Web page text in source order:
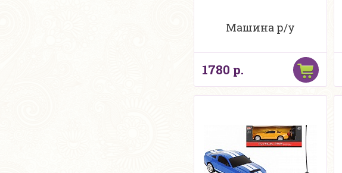
Машина р/у
1780 р.